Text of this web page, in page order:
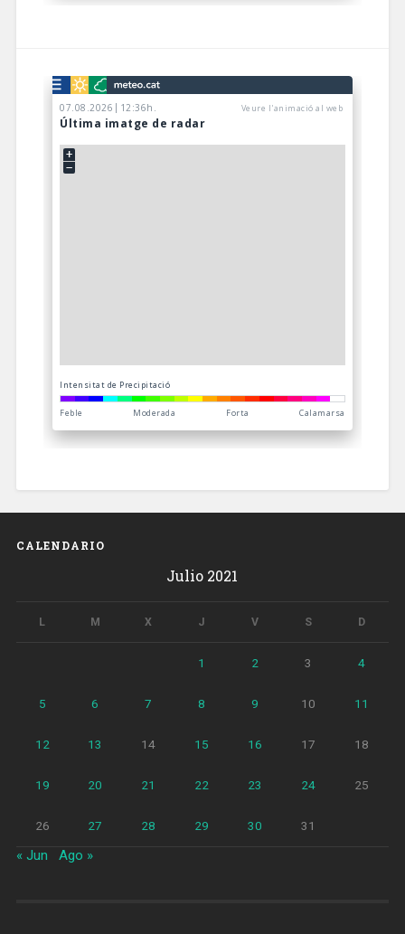
CALENDARIO
Julio 2021
L M X J V S D
1 2 3 4
5 6 7 8 9 10 11
12 13 14 15 16 17 18
19 20 21 22 23 24 25
26 27 28 29 30 31
« Jun Ago »